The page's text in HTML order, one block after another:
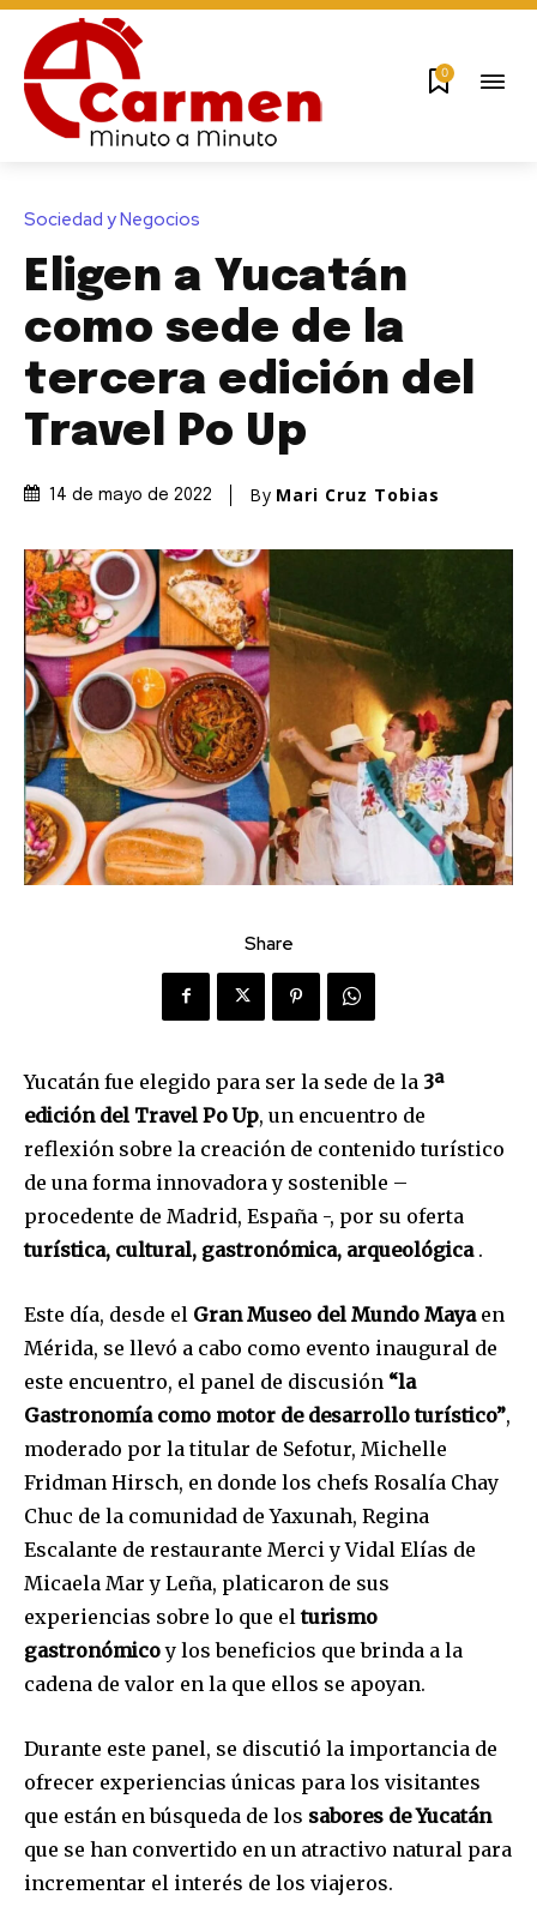
0
Sociedad y Negocios
Eligen a Yucatán
como sede de la
tercera edición del
Travel Po Up
14 de mayo de 2022 By Mari Cruz Tobias
Share
Yucatán fue elegido para ser la sede de la 3ª
edición del Travel Po Up, un encuentro de
reflexión sobre la creación de contenido turístico
de una forma innovadora y sostenible –
procedente de Madrid, España -, por su oferta
turística, cultural, gastronómica, arqueológica.
Este día, desde el Gran Museo del Mundo Mayaen
Mérida, se llevó a cabo como evento inaugural de
este encuentro, el panel de discusión “la
Gastronomía como motor de desarrollo turístico”,
moderado por la titular de Sefotur, Michelle
Fridman Hirsch, en donde los chefs Rosalía Chay
Chuc de la comunidad de Yaxunah, Regina
Escalante de restaurante Merci y Vidal Elías de
Micaela Mar y Leña, platicaron de sus
experiencias sobre lo que elturismo
gastronómicoy los beneficios que brinda a la
cadena de valor en la que ellos se apoyan.
Durante este panel, se discutió la importancia de
ofrecer experiencias únicas para los visitantes
que están en búsqueda de los sabores de Yucatán
que se han convertido en un atractivo natural para
incrementar el interés de los viajeros.